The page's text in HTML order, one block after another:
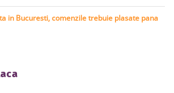
in Bucuresti, comenzile trebuie plasate pana